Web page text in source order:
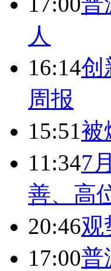
人
16:14创
周报
15:51被
11:347
善、高
20:46观
17:00普